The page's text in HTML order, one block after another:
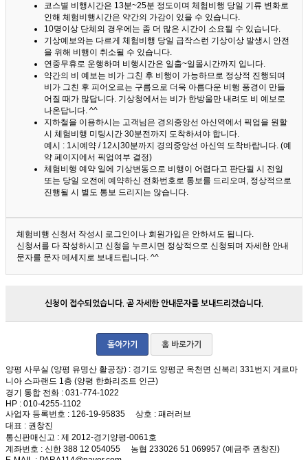
코스별 비행시간은 13분~25분 정도이며 체험비행 당일 기류 변화로
인해 체험비행시간은 약간의 가감이 있을 수 있습니다.
10명이상 단체의 경우에는 좀 더 많은 시간이 소요될 수 있습니다.
기상예보와는 다르게 체험비행 당일 급작스런 기상이상 발생시 안전
을 위해 비행이 취소될 수 있습니다.
연중무휴로 운행하며 비행시간은 일출~일몰시간까지 입니다.
약간의 비 예보는 비가 그친 후 비행이 가능하므로 정상적 진행되며
비가 그친 후 피어오르는 구름으로 더욱 아름다운 비행 풍경이 만들
어질 때가 많답니다. 기상청에서는 비가 한방울만 내려도 비 예보로
나온답니다. ^^
지하철을 이용하시는 고객님은 경의중앙선 아신역에서 픽업을 원할
시 체험비행 미팅시간 30분전까지 도착하셔야 합니다.
예시 : 1시예약 / 12시30분까지 경의중앙선 아신역 도착바랍니다. (예
약 페이지에서 픽업여부 결정)
체험비행 예약 일에 기상변동으로 비행이 어렵다고 판단될 시 전일
또는 당일 오전에 예약하신 전화번호로 통보를 드리오며, 정상적으로
진행될 시 별도 통보 드리지는 않습니다.
체험비행 신청서 작성시 로그인이나 회원가입은 안하셔도 됩니다.
신청서를 다 작성하시고 신청을 누르시면 정상적으로 신청되며 자세한 안내
문자를 문자 메세지로 보내드립니다. ^^
신청이 접수되었습니다. 곧 자세한 안내문자를 보내드리겠습니다.
돌아가기 홈 바로가기
양평 사무실 (양평 유명산 활공장) : 경기도 양평군 옥천면 신복리 331번지 게르마
니아 스파랜드 1층 (양평 한화리조트 인근)
경기 통합 전화 : 031-774-1022
HP : 010-4255-1102
사업자 등록번호 : 126-19-95835 상호 : 패러러브
대표 : 권창진
통신판매신고 : 제 2012-경기양평-0061호
계좌번호 : 신한 388 12 054055 농협 233026 51 069957 (예금주 권창진)